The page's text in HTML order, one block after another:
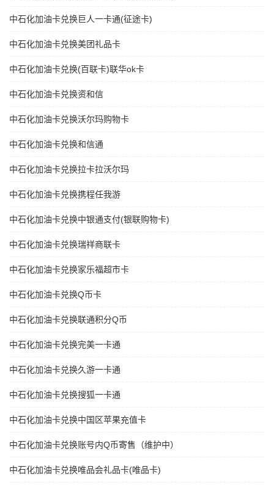
中石化加油卡兑换巨人一卡通(征途卡)
中石化加油卡兑换美团礼品卡
中石化加油卡兑换(百联卡)联华ok卡
中石化加油卡兑换资和信
中石化加油卡兑换沃尔玛购物卡
中石化加油卡兑换和信通
中石化加油卡兑换拉卡拉沃尔玛
中石化加油卡兑换携程任我游
中石化加油卡兑换中银通支付(银联购物卡)
中石化加油卡兑换瑞祥商联卡
中石化加油卡兑换家乐福超市卡
中石化加油卡兑换Q币卡
中石化加油卡兑换联通积分Q币
中石化加油卡兑换完美一卡通
中石化加油卡兑换久游一卡通
中石化加油卡兑换搜狐一卡通
中石化加油卡兑换中国区苹果充值卡
中石化加油卡兑换账号内Q币寄售（维护中）
中石化加油卡兑换唯品会礼品卡(唯品卡)